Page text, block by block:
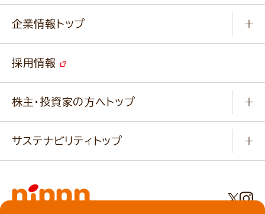
キャンペーン
ニップンの アマニ 業務用サイト
ベジカフェブランドサイト
改善事例
業務用商品のお問合せ
企業情報トップ
事業紹介
経営理念・経営方針・行動規範・行動指針
ニップンの歴史
事業場・工場一覧
採用情報
株主・投資家の方へトップ
IR情報
サステナビリティトップ
基本方針